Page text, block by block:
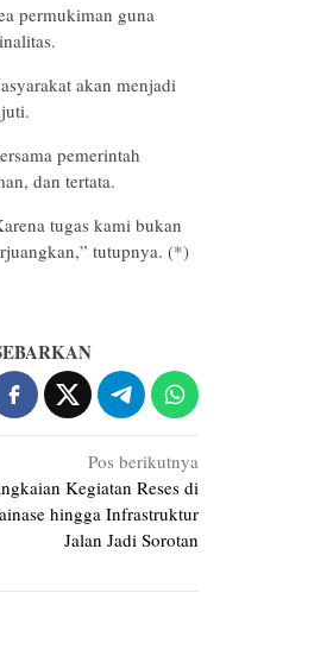
permukiman guna
akan menjadi
pemerintah
dan tertata.
tugas kami bukan
tutupnya. (*)
Pos berikutnya
Kegiatan Reses di
hingga Infrastruktur
Jalan Jadi Sorotan